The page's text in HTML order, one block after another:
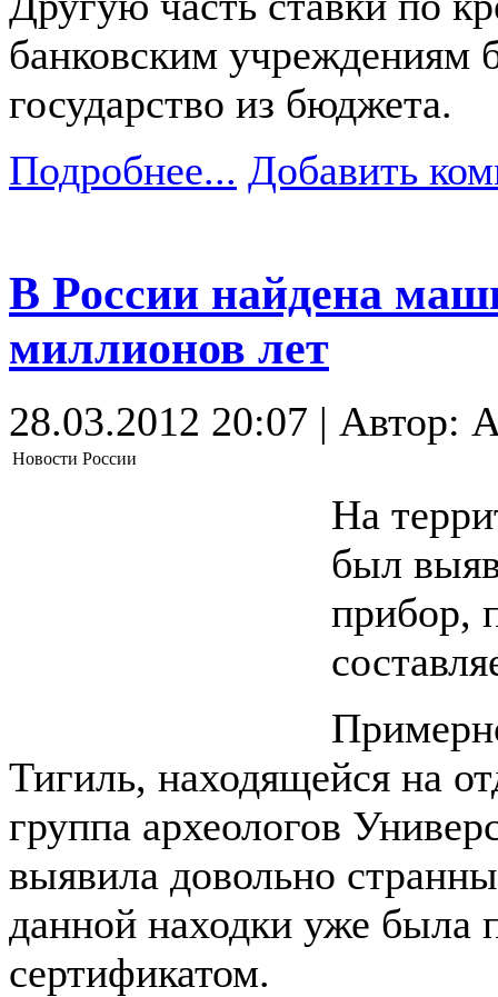
банковским учреждениям
государство из бюджета.
Подробнее... Добавить
В России найдена
миллионов лет
28.03.2012 20:07 | Автор:
Новости России
На
был
прибор,
Тигиль, находящейся на
группа археологов
выявила довольно
данной находки уже была
сертификатом.